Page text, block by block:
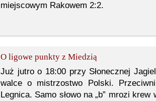
miejscowym Rakowem 2:2.
O ligowe punkty z Miedzią
Już jutro o 18:00 przy Słonecznej
walce o mistrzostwo Polski.
Legnica. Samo słowo na „b” mrozi